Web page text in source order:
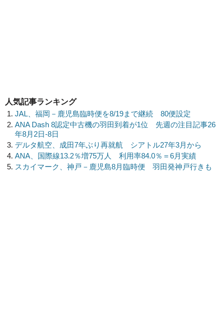
人気記事ランキング
JAL、福岡－鹿児島臨時便を8/19まで継続 80便設定
ANA Dash 8認定中古機の羽田到着が1位 先週の注目記事26
年8月2日-8日
デルタ航空、成田7年ぶり再就航 シアトル27年3月から
ANA、国際線13.2％増75万人 利用率84.0％＝6月実績
スカイマーク、神戸－鹿児島8月臨時便 羽田発神戸行きも